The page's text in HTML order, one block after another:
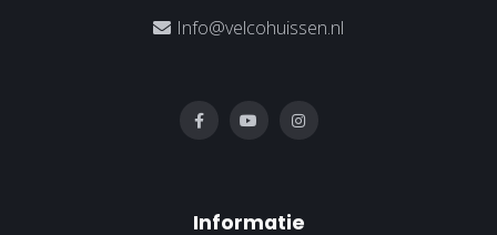
Info@velcohuissen.nl
Informatie